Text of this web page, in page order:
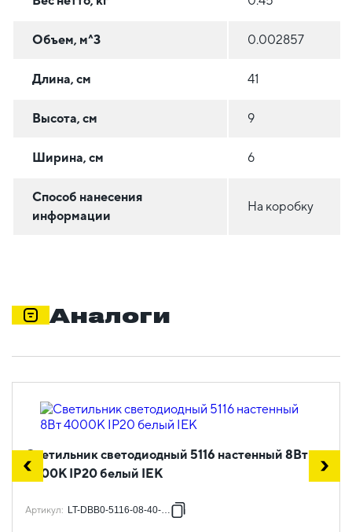
Объем, м^3 0.002857
Длина, см 41
Высота, см 9
Ширина, см 6
Способ нанесения
информации
На коробку
Аналоги
Светильник светодиодный 5116 настенный 8Вт
4000К IP20 белый IEK
Артикул: LT-DBB0-5116-08-40-K01